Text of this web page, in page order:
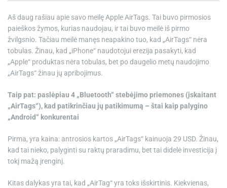
Aš daug rašiau apie savo meilęApple AirTags. Tai buvo pirmosios
paieškos žymos, kurias naudojau, ir tai buvo meilė iš pirmo
žvilgsnio. Tačiau meilė manęs neapakino tuo, kad „AirTags“ nėra
tobulas. Žinau, kad „iPhone“ naudotojui erezija pasakyti, kad
„Apple“ produktas nėra tobulas, bet po daugelio metų naudojimo
„AirTags“ žinau jų apribojimus.
Taip pat: paslėpiau 4 „Bluetooth“ stebėjimo priemones (įskaitant
„AirTags“), kad patikrinčiau jų patikimumą – štai kaip palygino
„Android“ konkurentai
Pirma, yra kaina: antrosios kartos „AirTags“ kainuoja 29 USD. Žinau,
kad tai nieko, palyginti su raktų praradimu, bet tai didelė investicija į
tokį mažą įrenginį.
Kitas dalykas yra tai, kad „AirTag“ yra toks išskirtinis. Kiekvienas,